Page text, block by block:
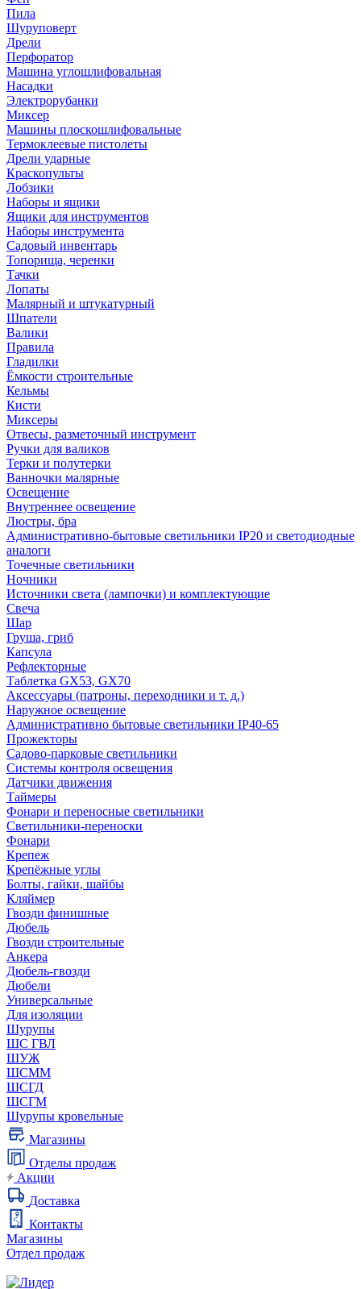
Пила
Шуруповерт
Дрели
Перфоратор
Машина углошлифовальная
Насадки
Электрорубанки
Миксер
Машины плоскошлифовальные
Термоклеевые пистолеты
Дрели ударные
Краскопульты
Лобзики
Наборы и ящики
Ящики для инструментов
Наборы инструмента
Садовый инвентарь
Топорища, черенки
Тачки
Лопаты
Малярный и штукатурный
Шпатели
Валики
Правила
Гладилки
Ёмкости строительные
Кельмы
Кисти
Миксеры
Отвесы, разметочный инструмент
Ручки для валиков
Терки и полутерки
Ванночки малярные
Освещение
Внутреннее освещение
Люстры, бра
Административно-бытовые светильники IP20 и светодиодные
аналоги
Точечные светильники
Ночники
Источники света (лампочки) и комплектующие
Свеча
Шар
Груша, гриб
Капсула
Рефлекторные
Таблетка GX53, GX70
Аксессуары (патроны, переходники и т. д.)
Наружное освещение
Административно бытовые светильники IP40-65
Прожекторы
Садово-парковые светильники
Системы контроля освещения
Датчики движения
Таймеры
Фонари и переносные светильники
Светильники-переноски
Фонари
Крепеж
Крепёжные углы
Болты, гайки, шайбы
Кляймер
Гвозди финишные
Дюбель
Гвозди строительные
Анкера
Дюбель-гвозди
Дюбели
Универсальные
Для изоляции
Шурупы
ШС ГВЛ
ШУЖ
ШСММ
ШСГД
ШСГМ
Шурупы кровельные
Магазины
Отделы продаж
Акции
Доставка
Контакты
Магазины
Отдел продаж